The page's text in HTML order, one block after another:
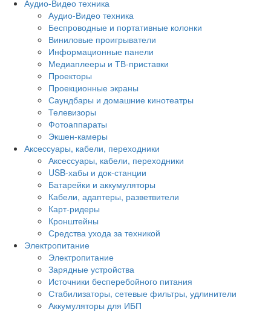
Аудио-Видео техника
Аудио-Видео техника
Беспроводные и портативные колонки
Виниловые проигрыватели
Информационные панели
Медиаплееры и ТВ-приставки
Проекторы
Проекционные экраны
Саундбары и домашние кинотеатры
Телевизоры
Фотоаппараты
Экшен-камеры
Аксессуары, кабели, переходники
Аксессуары, кабели, переходники
USB-хабы и док-станции
Батарейки и аккумуляторы
Кабели, адаптеры, разветвители
Карт-ридеры
Кронштейны
Средства ухода за техникой
Электропитание
Электропитание
Зарядные устройства
Источники бесперебойного питания
Стабилизаторы, сетевые фильтры, удлинители
Аккумуляторы для ИБП